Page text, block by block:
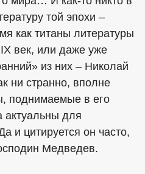
той эпохи –
как титаны литературы
век, или даже уже
из них – Николай
ни странно, вполне
поднимаемые в его
актуальны для
и цитируется он часто,
Медведев.